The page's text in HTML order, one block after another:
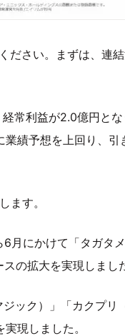
ださい。まずは、連
常利益が2.0億円と
績予想を上回り、引
ます。
月にかけて「タガタ
の拡大を実現しまし
ック）」「カクプリ
現しました。